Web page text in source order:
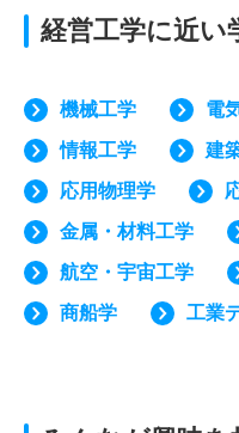
経営工学に近い
機械工学
電
情報工学
建
応用物理学
金属・材料工学
航空・宇宙工学
商船学
工業